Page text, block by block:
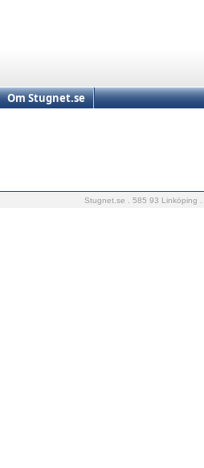
Om Stugnet.se
Stugnet.se . 585 93 Linköping .